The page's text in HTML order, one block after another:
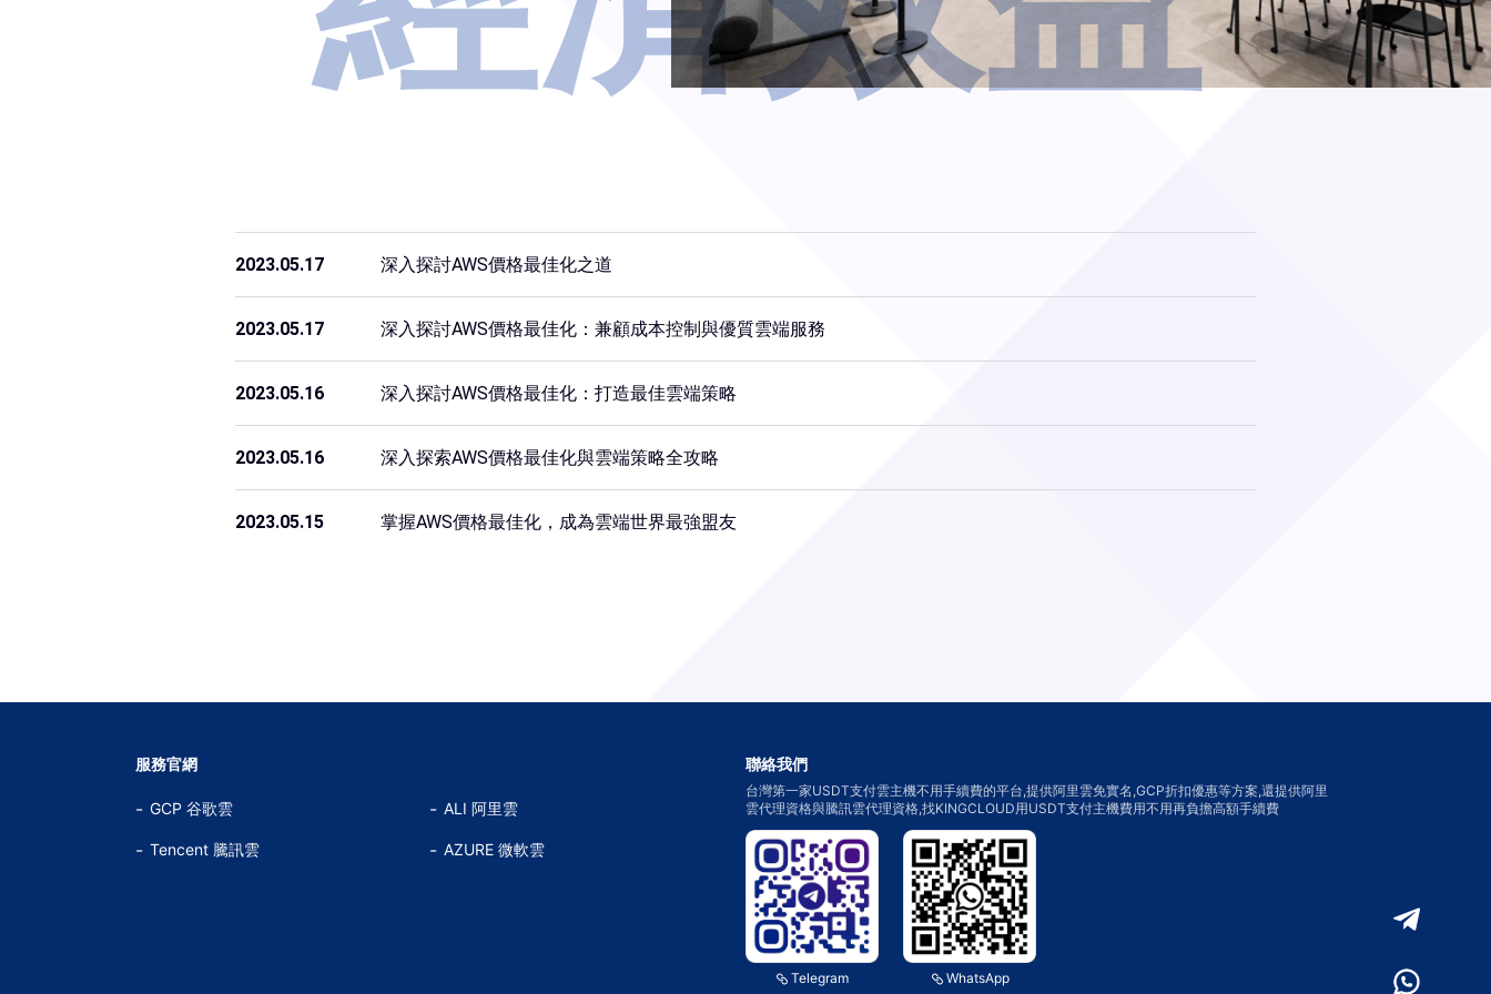
2023.05.17 深入探討AWS價格最佳化之道
2023.05.17 深入探討AWS價格最佳化：兼顧成本控制與優質雲端服務
2023.05.16 深入探討AWS價格最佳化：打造最佳雲端策略
2023.05.16 深入探索AWS價格最佳化與雲端策略全攻略
2023.05.15 掌握AWS價格最佳化，成為雲端世界最強盟友
服務官網
GCP 谷歌雲 ALI 阿里雲
Tencent 騰訊雲 AZURE 微軟雲
聯絡我們
台灣第一家USDT支付雲主機不用手續費的平台,提供阿里雲免實名,GCP折扣優惠等方案,還提供阿里
雲代理資格與騰訊雲代理資格,找KINGCLOUD用USDT支付主機費用不用再負擔高額手續費
Telegram WhatsApp